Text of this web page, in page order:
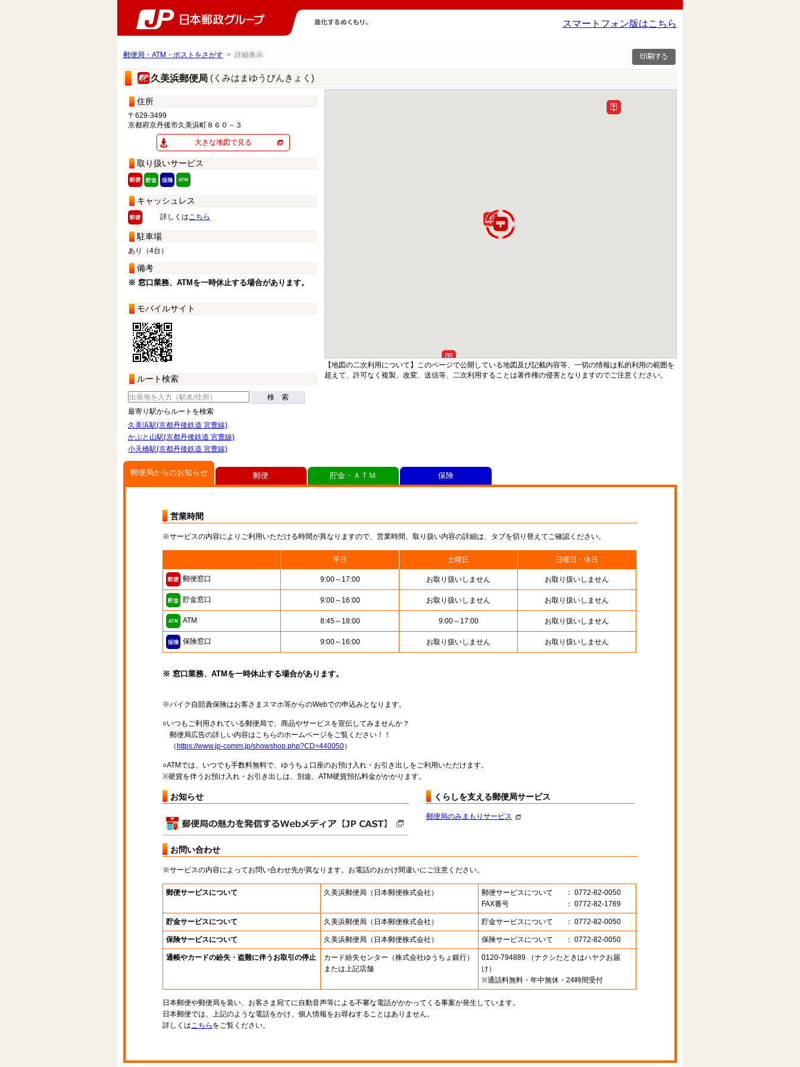
スマートフォン版はこちら
郵便局・ATM・ポストをさがす > 詳細表示
久美浜郵便局 (くみはまゆうびんきょく)
住所
〒629-3499
京都府京丹後市久美浜町８６０－３
大きな地図で見る
取り扱いサービス
キャッシュレス
詳しくはこちら
駐車場
あり（4台）
備考
※ 窓口業務、ATMを一時休止する場合があります。
モバイルサイト
ルート検索
検 索
最寄り駅からルートを検索
久美浜駅(京都丹後鉄道 宮豊線)
かぶと山駅(京都丹後鉄道 宮豊線)
小天橋駅(京都丹後鉄道 宮豊線)
【地図の二次利用について】このページで公開している地図及び記載内容等、一切の情報は私的利用の範囲を
超えて、許可なく複製、改変、送信等、二次利用することは著作権の侵害となりますのでご注意ください。
郵便局からのお知らせ
営業時間
※サービスの内容によりご利用いただける時間が異なりますので、営業時間、取り扱い内容の詳細は、タブを切り替えてご確認ください。
平日 土曜日 日曜日・休日
郵便窓口 9:00～17:00 お取り扱いしません お取り扱いしません
貯金窓口 9:00～16:00 お取り扱いしません お取り扱いしません
ATM 8:45～18:00 9:00～17:00 お取り扱いしません
保険窓口 9:00～16:00 お取り扱いしません お取り扱いしません
※ 窓口業務、ATMを一時休止する場合があります。
※バイク自賠責保険はお客さまスマホ等からのWebでの申込みとなります。
○いつもご利用されている郵便局で、商品やサービスを宣伝してみませんか？
郵便局広告の詳しい内容はこちらのホームページをご覧ください！！
（ https://www.jp-comm.jp/showshop.php?CD=440050）
○ATMでは、いつでも手数料無料で、ゆうちょ口座のお預け入れ・お引き出しをご利用いただけます。
※硬貨を伴うお預け入れ・お引き出しは、別途、ATM硬貨預払料金がかかります。
お知らせ くらしを支える郵便局サービス
郵便局のみまもりサービス
お問い合わせ
※サービスの内容によってお問い合わせ先が異なります。お電話のおかけ間違いにご注意ください。
郵便サービスについて 久美浜郵便局 （日本郵便株式会社） 郵便サービスについて
： 0772-82-0050
FAX番号
： 0772-82-1769
貯金サービスについて 久美浜郵便局 （日本郵便株式会社） 貯金サービスについて ： 0772-82-0050
保険サービスについて 久美浜郵便局 （日本郵便株式会社） 保険サービスについて ： 0772-82-0050
通帳やカードの紛失・盗難に伴うお取引の停止 カード紛失センター （株式会社ゆうちょ銀行）
または上記店舗
0120-794889 （ナクシたときはハヤクお届
け）
※通話料無料・年中無休・24時間受付
日本郵便や郵便局を装い、お客さま宛てに自動音声等による不審な電話がかかってくる事案が発生しています。
日本郵便では、上記のような電話をかけ、個人情報をお尋ねすることはありません。
詳しくはこちら をご覧ください。
郵便 貯金・ＡＴＭ 保険